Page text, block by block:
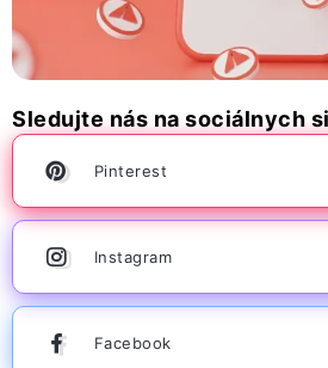
Sledujte nás na sociálnych
Pinterest
Instagram
Facebook